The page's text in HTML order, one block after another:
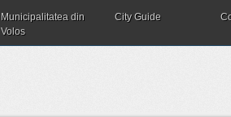
Municipalitatea din
Volos
City Guide